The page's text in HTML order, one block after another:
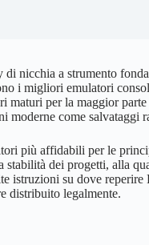
di nicchia a strumento
i migliori emulatori
maturi per la maggior
come salvataggi
più affidabili per le
stabilità dei progetti, alla
istruzioni su dove
distribuito legalmente.